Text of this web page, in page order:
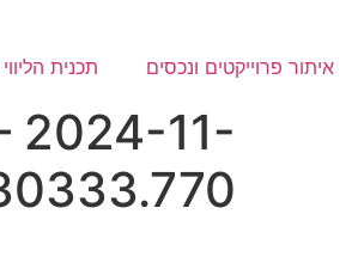
איתור פרוייקטים ונכסים תכנית הליווי
2024-11-